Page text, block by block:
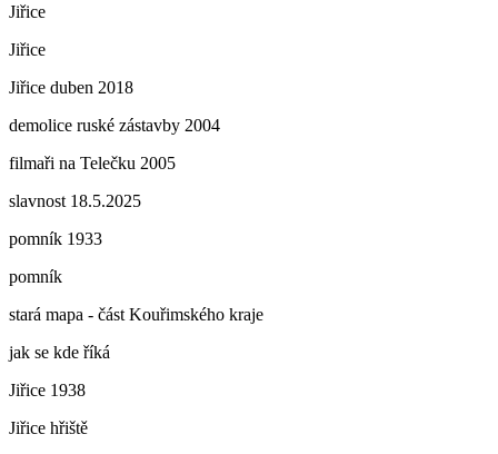
Jiřice
Jiřice
Jiřice duben 2018
demolice ruské zástavby 2004
filmaři na Telečku 2005
slavnost 18.5.2025
pomník 1933
pomník
stará mapa - část Kouřimského kraje
jak se kde říká
Jiřice 1938
Jiřice hřiště